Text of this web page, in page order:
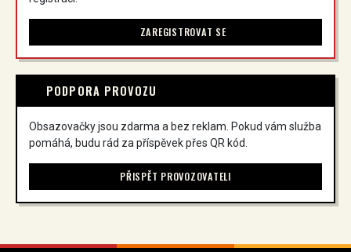
ZAREGISTROVAT SE
PODPORA PROVOZU
Obsazovačky jsou zdarma a bez reklam. Pokud vám služba
pomáhá, budu rád za příspěvek přes QR kód.
PŘISPĚT PROVOZOVATELI